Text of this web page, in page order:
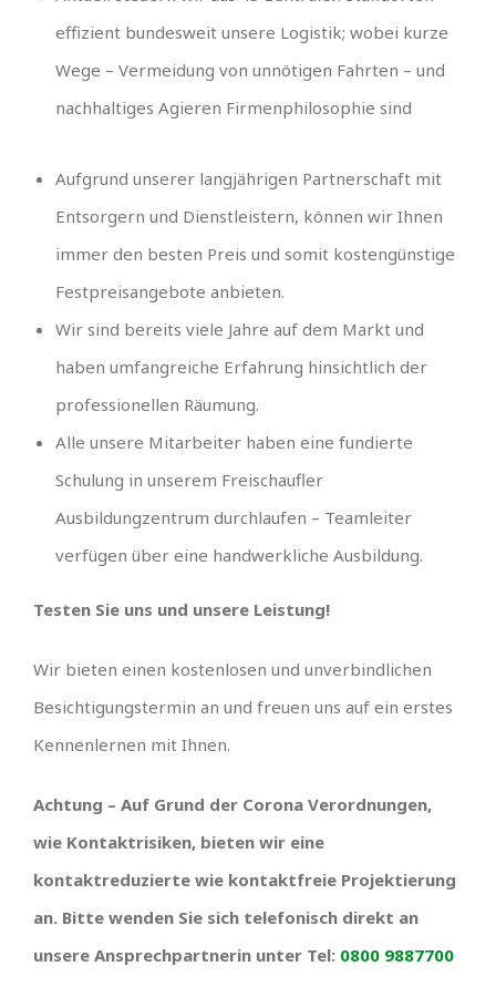
effizient bundesweit unsere Logistik; wobei kurze
Wege – Vermeidung von unnötigen Fahrten – und
nachhaltiges Agieren Firmenphilosophie sind
Aufgrund unserer langjährigen Partnerschaft mit
Entsorgern und Dienstleistern, können wir Ihnen
immer den besten Preis und somit kostengünstige
Festpreisangebote anbieten.
Wir sind bereits viele Jahre auf dem Markt und
haben umfangreiche Erfahrung hinsichtlich der
professionellen Räumung.
Alle unsere Mitarbeiter haben eine fundierte
Schulung in unserem Freischaufler
Ausbildungzentrum durchlaufen – Teamleiter
verfügen über eine handwerkliche Ausbildung.
Testen Sie uns und unsere Leistung!
Wir bieten einen kostenlosen und unverbindlichen
Besichtigungstermin an und freuen uns auf ein erstes
Kennenlernen mit Ihnen.
Achtung – Auf Grund der Corona Verordnungen,
wie Kontaktrisiken, bieten wir eine
kontaktreduzierte wie kontaktfreie Projektierung
an. Bitte wenden Sie sich telefonisch direkt an
unsere Ansprechpartnerin unter Tel: 0800 9887700